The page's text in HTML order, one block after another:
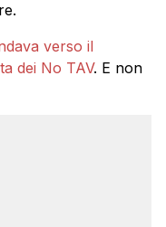
verso il
dei No TAV. E non